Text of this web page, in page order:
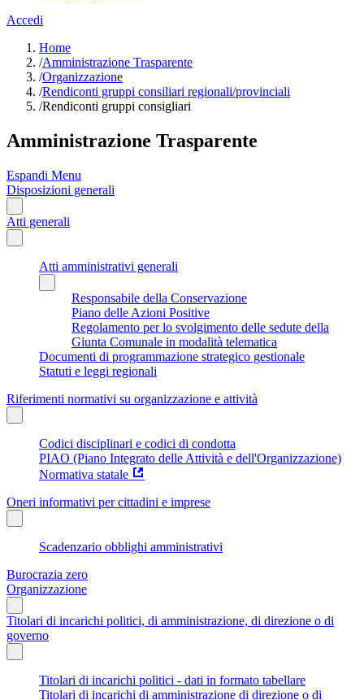
Accedi
Home
/Amministrazione Trasparente
/Organizzazione
/Rendiconti gruppi consiliari regionali/provinciali
/Rendiconti gruppi consigliari
Amministrazione Trasparente
Espandi Menu
Disposizioni generali
Atti generali
Atti amministrativi generali
Responsabile della Conservazione
Piano delle Azioni Positive
Regolamento per lo svolgimento delle sedute della
Giunta Comunale in modalità telematica
Documenti di programmazione strategico gestionale
Statuti e leggi regionali
Riferimenti normativi su organizzazione e attività
Codici disciplinari e codici di condotta
PIAO (Piano Integrato delle Attività e dell'Organizzazione)
Normativa statale
Oneri informativi per cittadini e imprese
Scadenzario obblighi amministrativi
Burocrazia zero
Organizzazione
Titolari di incarichi politici, di amministrazione, di direzione o di
governo
Titolari di incarichi politici - dati in formato tabellare
Titolari di incarichi di amministrazione di direzione o di